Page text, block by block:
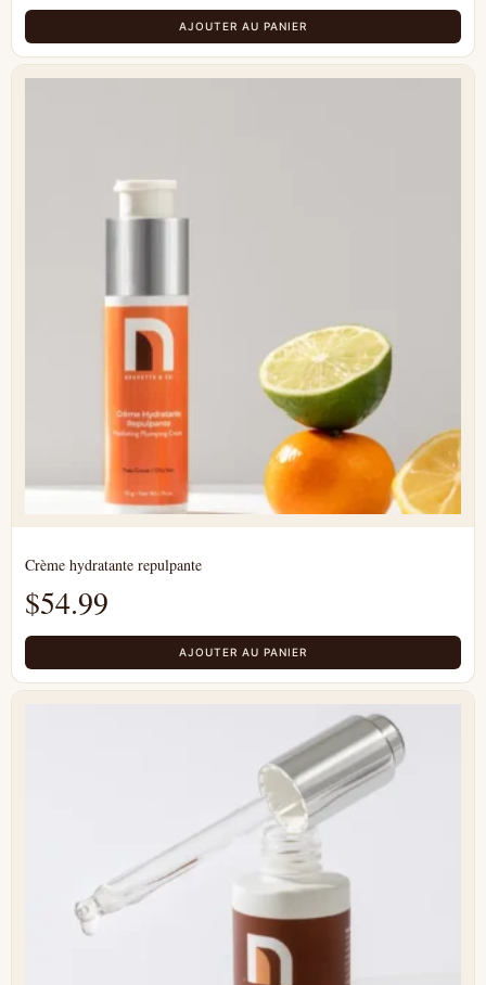
AJOUTER AU PANIER
Crème hydratante repulpante
$54.99
AJOUTER AU PANIER